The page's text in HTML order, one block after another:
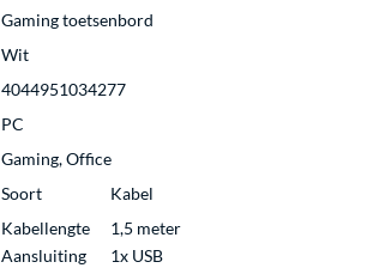
Gaming toetsenbord
Wit
4044951034277
PC
Gaming, Office
Soort
Kabel
Kabellengte
1,5 meter
Aansluiting
1x USB